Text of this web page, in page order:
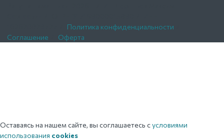
Политика конфиденциальности
Соглашение
Оферта
Оставаясь на нашем сайте, вы соглашаетесь сусловиями
использования cookies